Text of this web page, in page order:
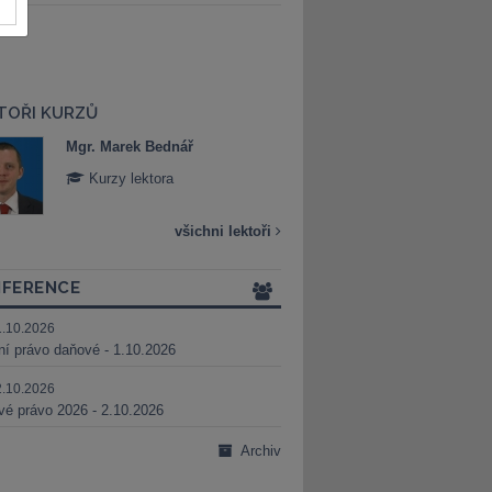
KURZŮ
Mgr. Marek Bednář
Kurzy lektora
všichni lektoři
právo daňové - 1.10.2026
právo 2026 - 2.10.2026
Archiv